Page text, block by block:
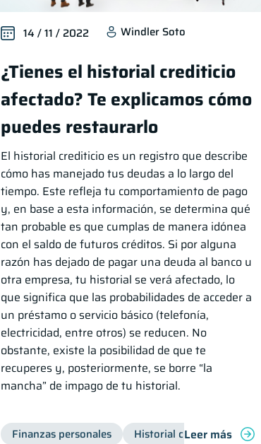
14 / 11 / 2022 Windler Soto
¿Tienes el historial crediticio
afectado? Te explicamos cómo
puedes restaurarlo
El historial crediticio es un registro que describe
cómo has manejado tus deudas a lo largo del
tiempo. Este refleja tu comportamiento de pago
y, en base a esta información, se determina qué
tan probable es que cumplas de manera idónea
con el saldo de futuros créditos. Si por alguna
razón has dejado de pagar una deuda al banco u
otra empresa, tu historial se verá afectado, lo
que significa que las probabilidades de acceder a
un préstamo o servicio básico (telefonía,
electricidad, entre otros) se reducen. No
obstante, existe la posibilidad de que te
recuperes y, posteriormente, se borre “la
mancha” de impago de tu historial.
Finanzas personales Historial crediticio
Leer más